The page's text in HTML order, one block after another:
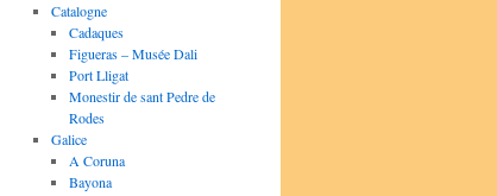
Catalogne
Cadaques
Figueras – Musée Dali
Port Lligat
Monestir de sant Pedre de
Rodes
Galice
A Coruna
Bayona